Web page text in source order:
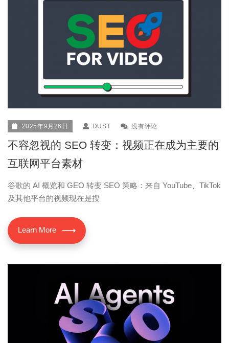
2025年9月26日 DUST 没有评论
不容忽视的 SEO 转变：视频正在成为主要的
互联网平台素材
谷歌的 AI 概览和 GEO 转变 SEO 策略：来自 YouTube、TikTok
及其他平台的视频现在是搜
Learn More